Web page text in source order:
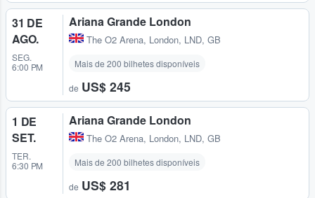
31 DE
AGO.
SEG.
6:00 PM
Ariana Grande London
The O2 Arena, London, LND, GB
Mais de 200 bilhetes disponíveis
de US$ 245
1 DE
SET.
TER.
6:30 PM
Ariana Grande London
The O2 Arena, London, LND, GB
Mais de 200 bilhetes disponíveis
de US$ 281